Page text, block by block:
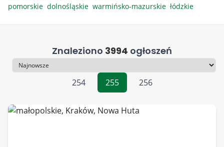
pomorskie dolnośląskie warmińsko-mazurskie łódzkie
Znaleziono 3994 ogłoszeń
Sortowanie
254
255 256